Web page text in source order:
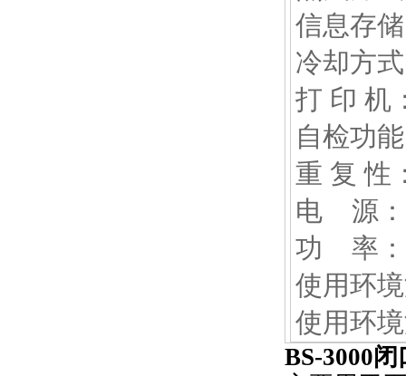
信息存
冷却方
打 印 机
自检功
重 复 性
电 源：
功 率：
使用环
使用环
BS-3000闭